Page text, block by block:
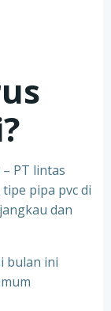
PT lintas
pipa pvc di
dan
bulan ini